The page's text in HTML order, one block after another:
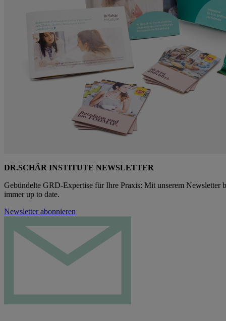
DR.SCHÄR INSTITUTE NEWSLETTER
Gebündelte GRD-Expertise für Ihre Praxis: Mit unserem Newsletter
immer up to date.
Newsletter abonnieren